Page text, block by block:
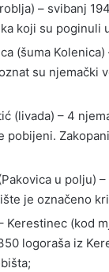
– svibanj
koji su poginuli
(šuma
su njemački
(livada) – 4
pobijeni.
u polju)
je označeno
Kerestinec (kod
logoraša iz